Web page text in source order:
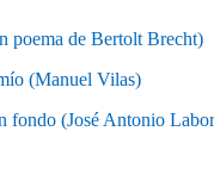
poema de Bertolt Brecht)
(Manuel Vilas)
fondo (José Antonio